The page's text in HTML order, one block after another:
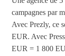
campagnes par
Avec Prezly, ce
EUR. Avec
EUR = 1 800